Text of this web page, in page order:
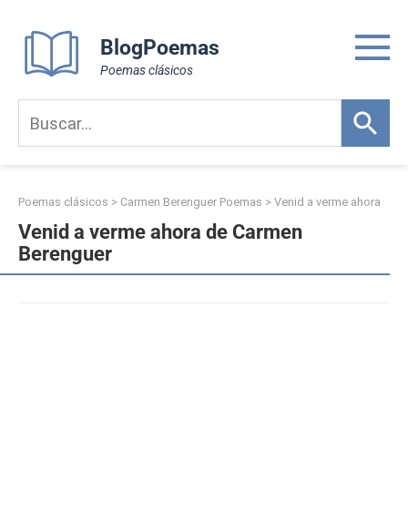
content
BlogPoemas
Poemas clásicos
Poemas clásicos > Carmen Berenguer Poemas > Venid a verme ahora
Venid a verme ahora de Carmen
Berenguer